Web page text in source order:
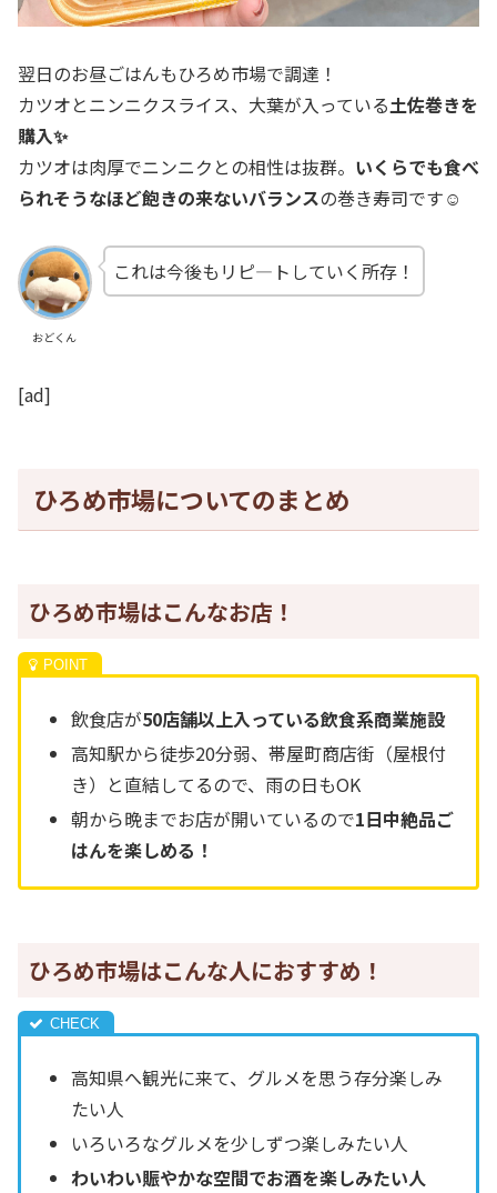
翌日のお昼ごはんもひろめ市場で調達！
カツオとニンニクスライス、大葉が入っている土佐巻きを
購入✨
カツオは肉厚でニンニクとの相性は抜群。 いくらでも食べ
られそうなほど飽きの来ないバランスの巻き寿司です☺
おどくん
これは今後もリピ―トしていく所存！
[ad]
ひろめ市場についてのまとめ
ひろめ市場はこんなお店！
飲食店が50店舗以上入っている飲食系商業施設
高知駅から徒歩20分弱、帯屋町商店街（屋根付
き）と直結してるので、雨の日もOK
朝から晩までお店が開いているので1日中絶品ご
はんを楽しめる！
ひろめ市場はこんな人におすすめ！
高知県へ観光に来て、グルメを思う存分楽しみ
たい人
いろいろなグルメを少しずつ楽しみたい人
わいわい賑やかな空間でお酒を楽しみたい人